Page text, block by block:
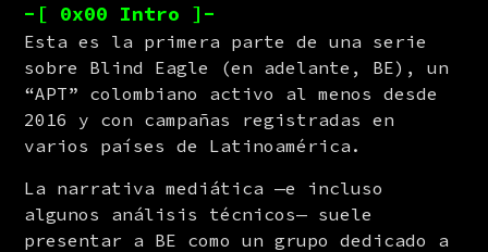
-[ 0x00 Intro ]-
Esta es la primera parte de una serie
sobre Blind Eagle (en adelante, BE), un
“APT” colombiano activo al menos desde
2016 y con campañas registradas en
varios países de Latinoamérica.
La narrativa mediática —e incluso
algunos análisis técnicos— suele
presentar a BE como un grupo dedicado a